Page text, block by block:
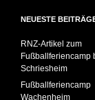
NEUESTE
RNZ-Artikel zum
Fußballferiencamp
Schriesheim
Fußballferiencamp
Wachenheim